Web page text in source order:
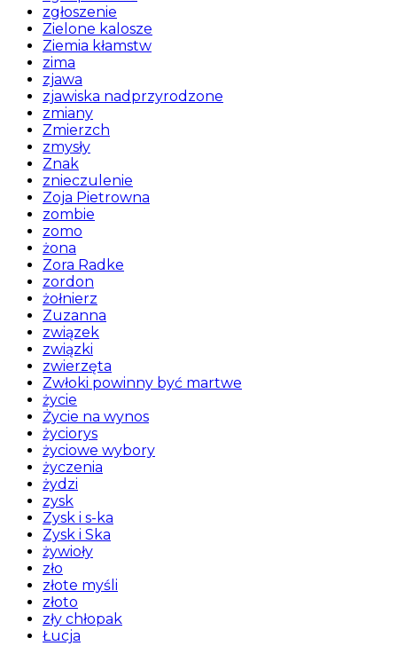
zgłoszenie
Zielone kalosze
Ziemia kłamstw
zima
zjawa
zjawiska nadprzyrodzone
zmiany
Zmierzch
zmysły
Znak
znieczulenie
Zoja Pietrowna
zombie
zomo
żona
Zora Radke
zordon
żołnierz
Zuzanna
związek
związki
zwierzęta
Zwłoki powinny być martwe
życie
Życie na wynos
życiorys
życiowe wybory
życzenia
żydzi
zysk
Zysk i s-ka
Zysk i Ska
żywioły
zło
złote myśli
złoto
zły chłopak
Łucja